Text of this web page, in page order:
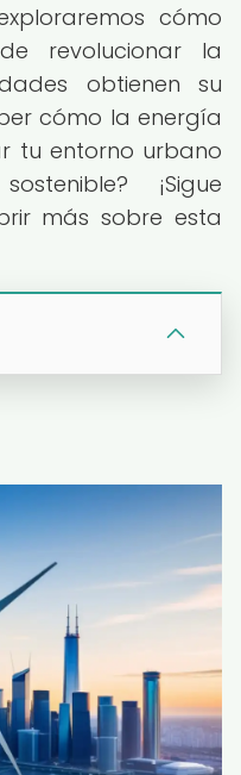
cómo
revolucionar la
obtienen su
cómo la energía
tu entorno urbano
¡Sigue
más sobre esta